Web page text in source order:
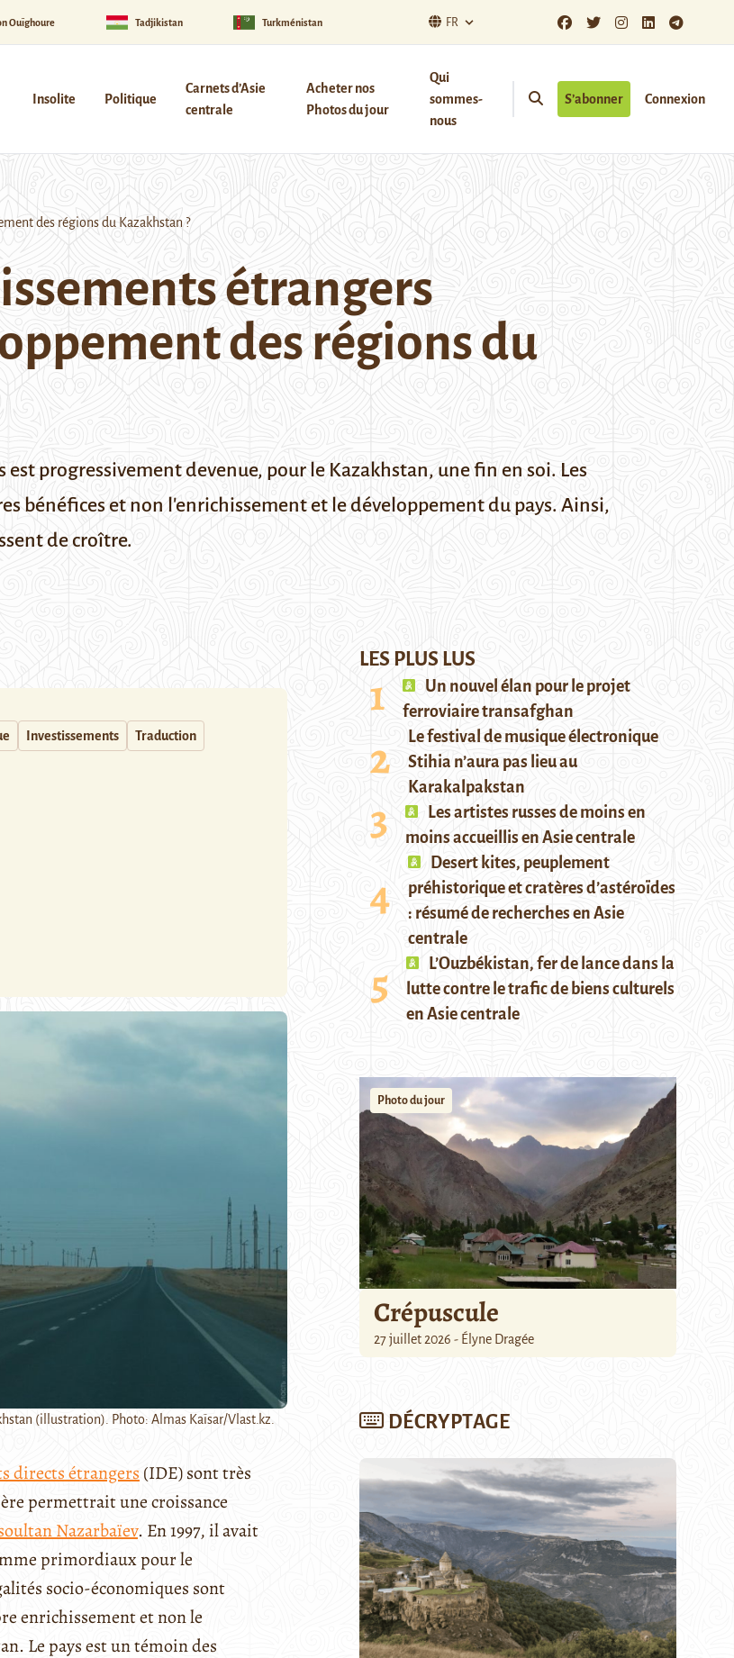
Ouïghoure Tadjikistan Turkménistan FR
Insolite Politique
Carnets d’Asie
centrale
Acheter nos
Photos du jour
Qui
sommes-
nous
S’abonner Connexion
des régions du Kazakhstan ?
étrangers
des régions du
progressivement devenue, pour le Kazakhstan, une fin en soi. Les
bénéfices et non l'enrichissement et le développement du pays. Ainsi,
de croître.
Investissements Traduction
(illustration). Photo: Almas Kaïsar/Vlast.kz.
directs étrangers (IDE) sont très
permettrait une croissance
Nazarbaïev. En 1997, il avait
primordiaux pour le
socio-économiques sont
enrichissement et non le
Le pays est un témoin des
LES PLUS LUS
Un nouvel élan pour le projet
ferroviaire transafghan
Le festival de musique électronique
Stihia n’aura pas lieu au
Karakalpakstan
Les artistes russes de moins en
moins accueillis en Asie centrale
Desert kites, peuplement
préhistorique et cratères d’astéroïdes
: résumé de recherches en Asie
centrale
L’Ouzbékistan, fer de lance dans la
lutte contre le trafic de biens culturels
en Asie centrale
Photo du jour
Crépuscule
27 juillet 2026 - Élyne Dragée
DÉCRYPTAGE